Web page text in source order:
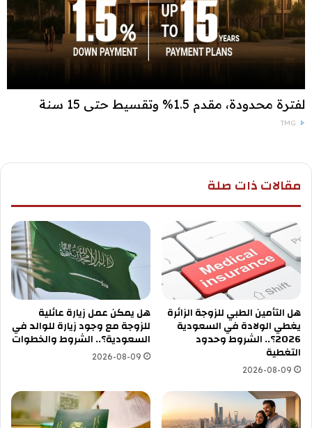
لفترة محدودة، مقدم 1.5% وتقسيط حتى 15 سنة
TMG
مقالات ذات صلة
هل التأمين الطبي للزوجة الزائرة
يغطي الولادة في السعودية
2026؟.. الشروط وحدود
التغطية
2026-08-09
هل يمكن عمل زيارة عائلية
للزوجة مع وجود زيارة للوالد في
السعودية؟.. الشروط والخطوات
2026-08-09